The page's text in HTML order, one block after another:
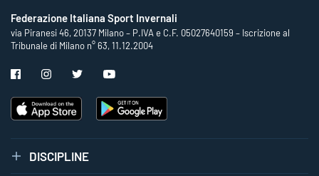
Federazione Italiana Sport Invernali
via Piranesi 46, 20137 Milano – P.IVA e C.F. 05027640159 – Iscrizione al
Tribunale di Milano n° 63, 11.12.2004
DISCIPLINE